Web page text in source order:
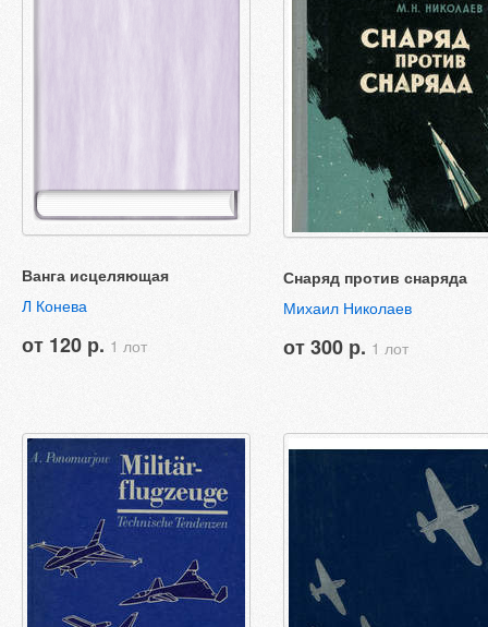
Ванга исцеляющая
Л Конева
от 120 р. 1 лот
Снаряд против снаряда
Михаил Николаев
от 300 р. 1 лот